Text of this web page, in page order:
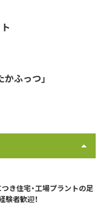
ふっつ」
き住宅・工場プラントの足
験者歓迎！